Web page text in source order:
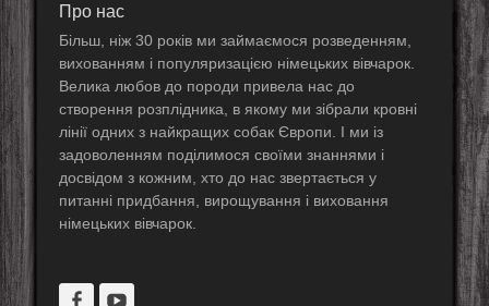
Про нас
Більш, ніж 30 років ми займаємося розведенням,
вихованням і популяризацією німецьких вівчарок.
Велика любов до породи привела нас до
створення розплідника, в якому ми зібрали кровні
лінії одних з найкращих собак Європи. І ми із
задоволенням поділимося своїми знаннями і
досвідом з кожним, хто до нас звертається у
питанні придбання, вирощування і виховання
німецьких вівчарок.
Facebook